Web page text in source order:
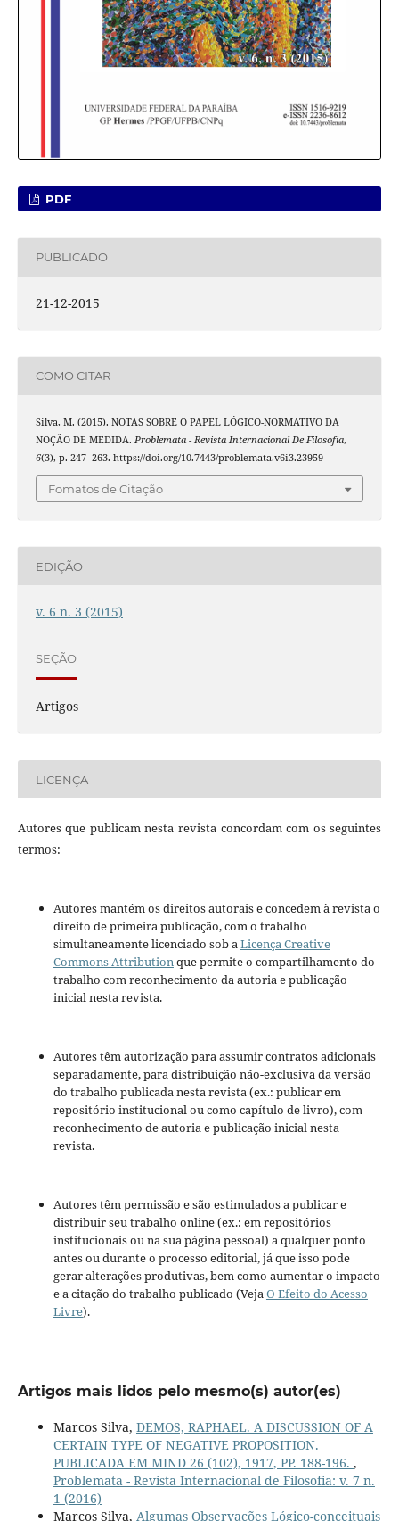
PDF
PUBLICADO
21-12-2015
COMO CITAR
Silva, M. (2015). NOTAS SOBRE O PAPEL LÓGICO-NORMATIVO DA
NOÇÃO DE MEDIDA. Problemata - Revista Internacional De Filosofia,
6(3), p. 247–263. https://doi.org/10.7443/problemata.v6i3.23959
Fomatos de Citação
EDIÇÃO
v. 6 n. 3 (2015)
SEÇÃO
Artigos
LICENÇA
Autores que publicam nesta revista concordam com os seguintes
termos:
Autores mantém os direitos autorais e concedem à revista o
direito de primeira publicação, com o trabalho
simultaneamente licenciado sob a Licença Creative
Commons Attribution que permite o compartilhamento do
trabalho com reconhecimento da autoria e publicação
inicial nesta revista.
Autores têm autorização para assumir contratos adicionais
separadamente, para distribuição não-exclusiva da versão
do trabalho publicada nesta revista (ex.: publicar em
repositório institucional ou como capítulo de livro), com
reconhecimento de autoria e publicação inicial nesta
revista.
Autores têm permissão e são estimulados a publicar e
distribuir seu trabalho online (ex.: em repositórios
institucionais ou na sua página pessoal) a qualquer ponto
antes ou durante o processo editorial, já que isso pode
gerar alterações produtivas, bem como aumentar o impacto
e a citação do trabalho publicado (Veja O Efeito do Acesso
Livre).
Artigos mais lidos pelo mesmo(s) autor(es)
Marcos Silva, DEMOS, RAPHAEL. A DISCUSSION OF A
CERTAIN TYPE OF NEGATIVE PROPOSITION.
PUBLICADA EM MIND 26 (102), 1917, PP. 188-196. ,
Problemata - Revista Internacional de Filosofia: v. 7 n.
1 (2016)
Marcos Silva, Algumas Observações Lógico-conceituais